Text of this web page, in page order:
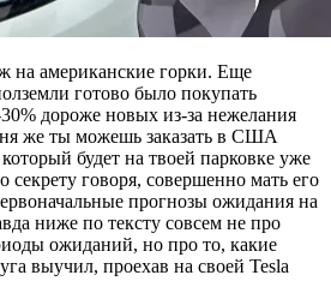
на американские горки. Еще
готово было покупать
дороже новых из-за нежелания
же ты можешь заказать в США
будет на твоей парковке уже
секрету говоря, совершенно мать его
прогнозы ожидания на
ниже по тексту совсем не про
ожиданий, но про то, какие
выучил, проехав на своей Tesla